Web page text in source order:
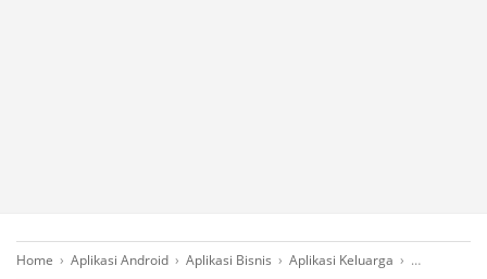
Home › Aplikasi Android › Aplikasi Bisnis › Aplikasi Keluarga › Aplikasi